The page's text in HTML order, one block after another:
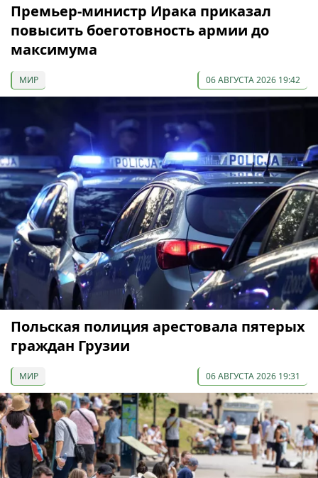
Премьер-министр Ирака приказал
повысить боеготовность армии до
максимума
МИР 06 АВГУСТА 2026 19:42
Польская полиция арестовала пятерых
граждан Грузии
МИР 06 АВГУСТА 2026 19:31